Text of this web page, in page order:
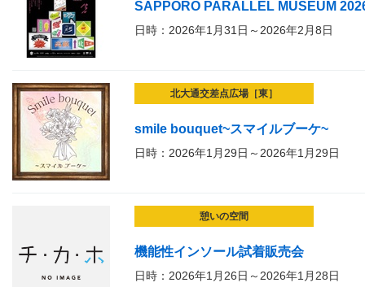
SAPPORO PARALLEL MUSEUM
日時：2026年1月31日～2026年2月8日
北大通交差点広場［東］
smile bouquet~スマイルブーケ~
日時：2026年1月29日～2026年1月29日
憩いの空間
機能性インソール試着販売会
日時：2026年1月26日～2026年1月28日